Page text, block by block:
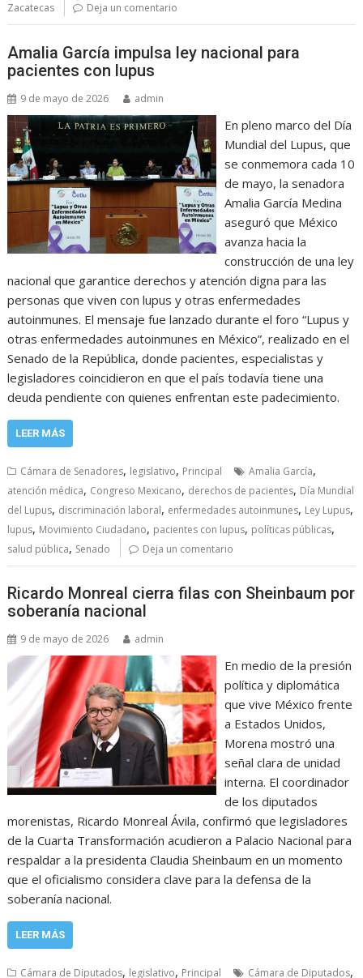
Zacatecas Deja un comentario
Amalia García impulsa ley nacional para
pacientes con lupus
9 de mayo de 2026 admin
En pleno marco del Día
Mundial del Lupus, que
se conmemora cada 10
de mayo, la senadora
Amalia García Medina
aseguró que México
avanza hacia la
construcción de una ley
nacional que garantice derechos y atención digna para las
personas que viven con lupus y otras enfermedades
autoinmunes. El mensaje fue lanzado durante el foro “Lupus y
otras enfermedades autoinmunes en México”, realizado en el
Senado de la República, donde pacientes, especialistas y
legisladores coincidieron en que el país todavía tiene una
deuda pendiente con quienes enfrentan este padecimiento.
LEER MÁS
Cámara de Senadores, legislativo, Principal Amalia García,
atención médica, Congreso Mexicano, derechos de pacientes, Día Mundial
del Lupus, discriminación laboral, enfermedades autoinmunes, Ley Lupus,
lupus, Movimiento Ciudadano, pacientes con lupus, políticas públicas,
salud pública, Senado Deja un comentario
Ricardo Monreal cierra filas con Sheinbaum por
soberanía nacional
9 de mayo de 2026 admin
En medio de la presión
política y diplomática
que vive México frente
a Estados Unidos,
Morena mostró una
señal clara de unidad
interna. El coordinador
de los diputados
morenistas, Ricardo Monreal Ávila, confirmó que legisladores
de la Cuarta Transformación acudieron a Palacio Nacional para
respaldar a la presidenta Claudia Sheinbaum en un momento
que el oficialismo considera clave para la defensa de la
soberanía nacional.
LEER MÁS
Cámara de Diputados, legislativo, Principal Cámara de Diputados,